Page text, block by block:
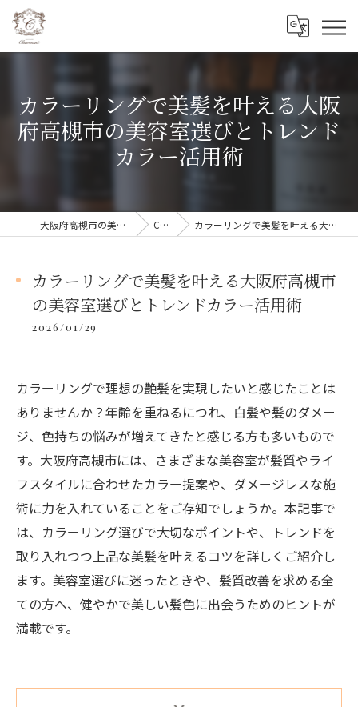
カラーリングで美髪を叶える大阪
府高槻市の美容室選びとトレンド
カラー活用術
大阪府高槻市の美容室ならCharmant シェルマン COLUMN カラーリングで美髪を叶える大阪府高槻市の美容室選びとトレンドカラー活用術
カラーリングで美髪を叶える大阪府高槻市
の美容室選びとトレンドカラー活用術
2026/01/29
カラーリングで理想の艶髪を実現したいと感じたことは
ありませんか？年齢を重ねるにつれ、白髪や髪のダメー
ジ、色持ちの悩みが増えてきたと感じる方も多いもので
す。大阪府高槻市には、さまざまな美容室が髪質やライ
フスタイルに合わせたカラー提案や、ダメージレスな施
術に力を入れていることをご存知でしょうか。本記事で
は、カラーリング選びで大切なポイントや、トレンドを
取り入れつつ上品な美髪を叶えるコツを詳しくご紹介し
ます。美容室選びに迷ったときや、髪質改善を求める全
ての方へ、健やかで美しい髪色に出会うためのヒントが
満載です。